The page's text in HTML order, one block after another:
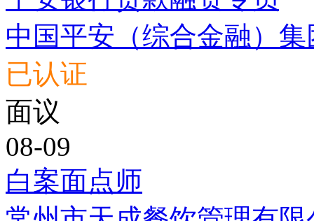
中国平安（综合金融）集
已认证
面议
08-09
白案面点师